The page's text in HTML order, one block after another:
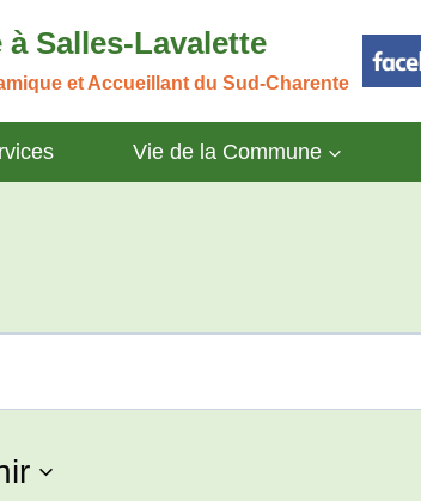
Salles-Lavalette
et Accueillant du Sud-Charente
Vie de la Commune